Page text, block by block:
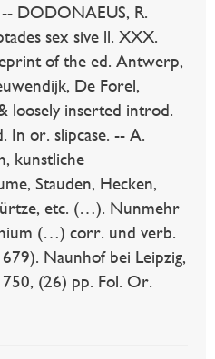
DODONAEUS, R.
sex sive ll. XXX.
of the ed. Antwerp,
De Forel,
loosely inserted introd.
In or. slipcase. -- A.
kunstliche
Stauden, Hecken,
etc. (…). Nunmehr
(…) corr. und verb.
Naunhof bei Leipzig,
(26) pp. Fol. Or.